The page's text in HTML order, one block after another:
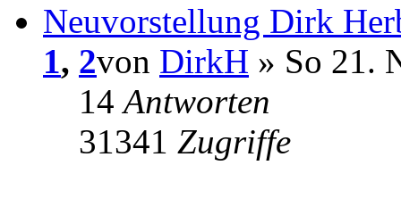
Neuvorstellung Dirk
1, 2von DirkH » So 21.
14Antworten
31341 Zugriffe